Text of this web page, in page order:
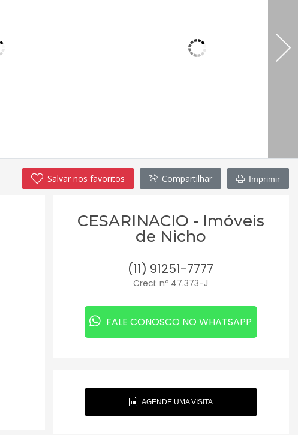
Salvar nos favoritos Compartilhar Imprimir
CESARINACIO - Imóveis
de Nicho
(11) 91251-7777
Creci: nº 47.373-J
FALE CONOSCO NO WHATSAPP
AGENDE UMA VISITA